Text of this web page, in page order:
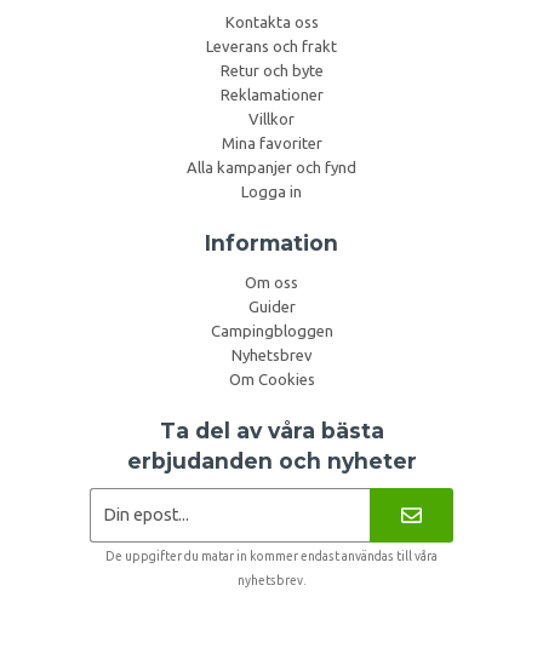
Kontakta oss
Leverans och frakt
Retur och byte
Reklamationer
Villkor
Mina favoriter
Alla kampanjer och fynd
Logga in
Information
Om oss
Guider
Campingbloggen
Nyhetsbrev
Om Cookies
Ta del av våra bästa
erbjudanden och nyheter
De uppgifter du matar in kommer endast användas till våra
nyhetsbrev.